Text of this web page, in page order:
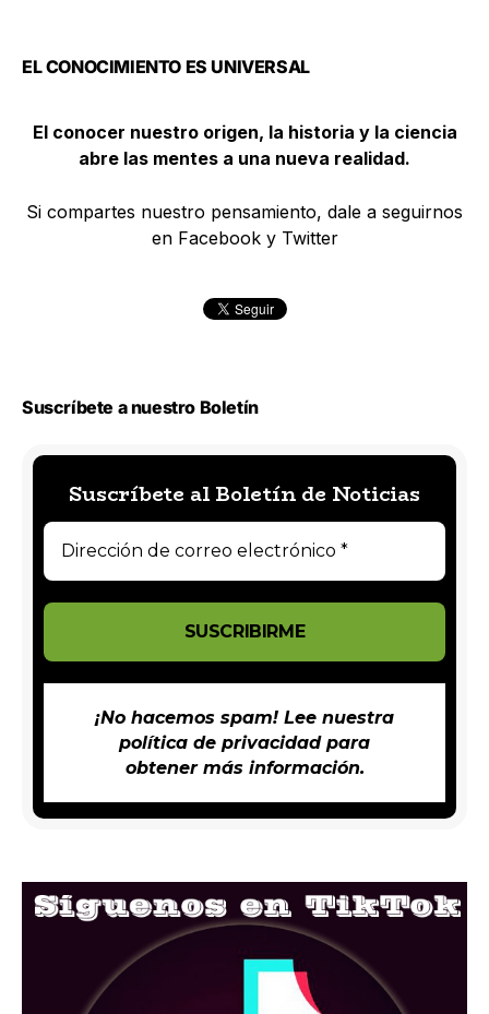
EL CONOCIMIENTO ES UNIVERSAL
El conocer nuestro origen, la historia y la ciencia
abre las mentes a una nueva realidad.
Si compartes nuestro pensamiento, dale a seguirnos
en Facebook y Twitter
Suscríbete a nuestro Boletín
Suscríbete al Boletín de Noticias
¡No hacemos spam! Lee nuestra
política de privacidadpara
obtener más información.